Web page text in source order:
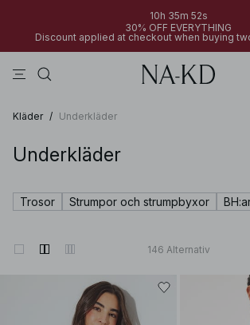
10h 35m 51s
30% OFF EVERYTHING
Discount applied at checkout when buying
Kläder / Underkläder
Underkläder
Trosor Strumpor och strumpbyxor
146 Alternativ